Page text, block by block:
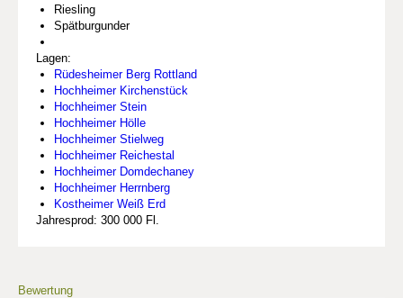
Riesling
Spätburgunder
Lagen:
Rüdesheimer Berg Rottland
Hochheimer Kirchenstück
Hochheimer Stein
Hochheimer Hölle
Hochheimer Stielweg
Hochheimer Reichestal
Hochheimer Domdechaney
Hochheimer Herrnberg
Kostheimer Weiß Erd
Jahresprod: 300 000 Fl.
Bewertung